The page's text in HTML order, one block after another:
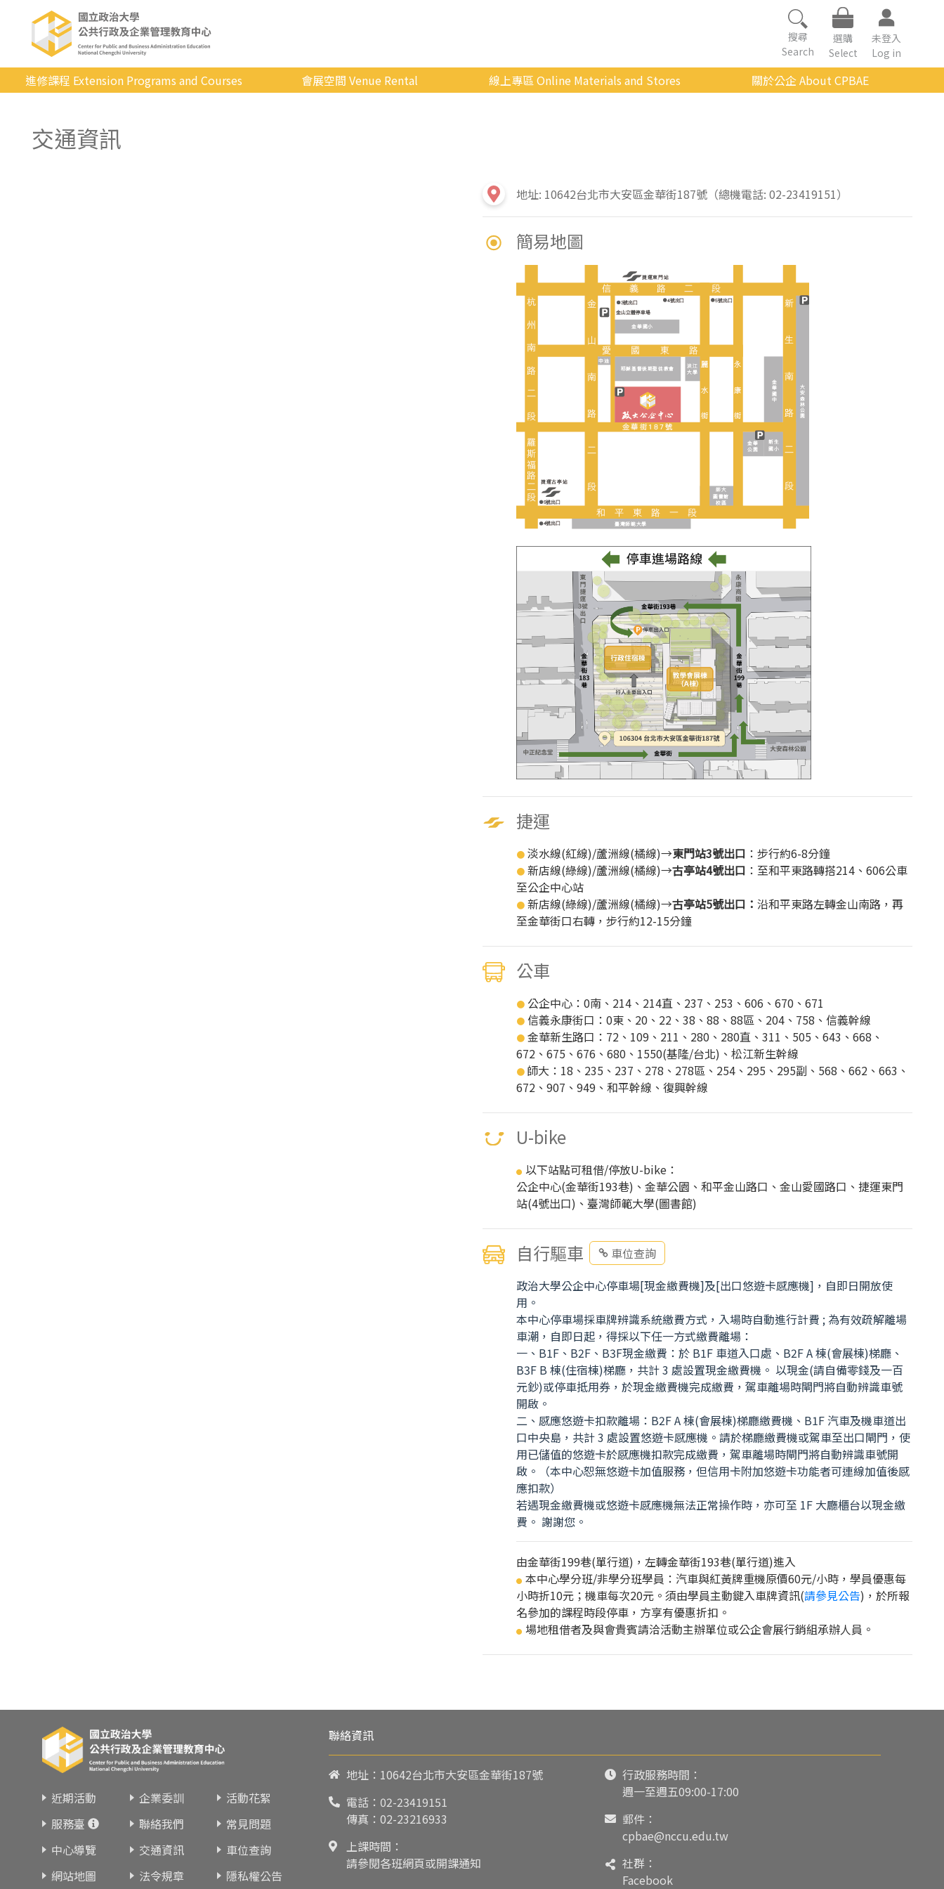
搜尋
Search
選購
Select
未登入
Log in
進修課程 Extension Programs and Courses
專業/學分
會展空間 Venue Rental
線上專區 Online Materials and Stores
關於公企 About CPBAE
傳承與延續
影音公企
交通資訊
地址: 10642台北市大安區金華街187號（總機電話: 02-23419151）
簡易地圖
捷運
● 淡水線(紅線)/蘆洲線(橘線)→東門站3號出口 ：步行約6-8分鐘
● 新店線(綠線)/蘆洲線(橘線)→古亭站4號出口 ：至和平東路轉搭214、606公車
至公企中心站
● 新店線(綠線)/蘆洲線(橘線)→古亭站5號出口： 沿和平東路左轉金山南路，再
至金華街口右轉，步行約12-15分鐘
公車
● 公企中心：0南、214、214直、237、253、606、670、671
● 信義永康街口：0東、20、22、38、88、88區、204、758、信義幹線
● 金華新生路口：72、109、211、280、280直、311、505、643、668、
672、675、676、680、1550(基隆/台北)、松江新生幹線
● 師大：18、235、237、278、278區、254、295、295副、568、662、663、
672、907、949、和平幹線、復興幹線
U-bike
● 以下站點可租借/停放U-bike：
公企中心(金華街193巷)、金華公園、和平金山路口、金山愛國路口、捷運東門
站(4號出口)、臺灣師範大學(圖書館)
自行驅車
車位查詢
政治大學公企中心停車場[現金繳費機]及[出口悠遊卡感應機]，自即日開放使
用。
本中心停車場採車牌辨識系統繳費方式，入場時自動進行計費 ; 為有效疏解離場
車潮，自即日起，得採以下任一方式繳費離場：
一、B1F、B2F、B3F現金繳費：於 B1F 車道入口處、B2F A 棟(會展棟)梯廳、
B3F B 棟(住宿棟)梯廳，共計 3 處設置現金繳費機。 以現金(請自備零錢及一百
元鈔)或停車抵用券，於現金繳費機完成繳費，駕車離場時閘門將自動辨識車號
開啟。
二、感應悠遊卡扣款離場：B2F A 棟(會展棟)梯廳繳費機、B1F 汽車及機車道出
口中央島，共計 3 處設置悠遊卡感應機。請於梯廳繳費機或駕車至出口閘門，使
用已儲值的悠遊卡於感應機扣款完成繳費，駕車離場時閘門將自動辨識車號開
啟。（本中心恕無悠遊卡加值服務，但信用卡附加悠遊卡功能者可連線加值後感
應扣款）
若遇現金繳費機或悠遊卡感應機無法正常操作時，亦可至 1F 大廳櫃台以現金繳
費。 謝謝您。
由金華街199巷(單行道)，左轉金華街193巷(單行道)進入
● 本中心學分班/非學分班學員：汽車與紅黃牌重機原價60元/小時，學員優惠每
小時折10元；機車每次20元。須由學員主動鍵入車牌資訊(請參見公告)，於所報
名參加的課程時段停車，方享有優惠折扣。
● 場地租借者及與會貴賓請洽活動主辦單位或公企會展行銷組承辦人員。
近期活動 企業委訓
活動花絮
服務臺
聯絡我們
常見問題
中心導覽
交通資訊
車位查詢
網站地圖
法令規章 隱私權公告
聯絡資訊
地址：10642台北市大安區金華街187號
電話： 02-23419151
傳真：02-23216933
上課時間：
請參閱各班網頁或開課通知
行政服務時間：
週一至週五09:00-17:00
郵件：
cpbae@nccu.edu.tw
社群：
Facebook